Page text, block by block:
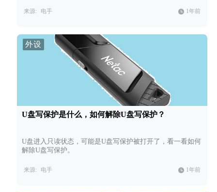
来源: 电手 1年前
外设
U盘写保护是什么，如何解除U盘写保护？
U盘进入只读状态，可能是U盘写保护被打开了，看一看如何
解除U盘写保护。
来源: 电手 1年前